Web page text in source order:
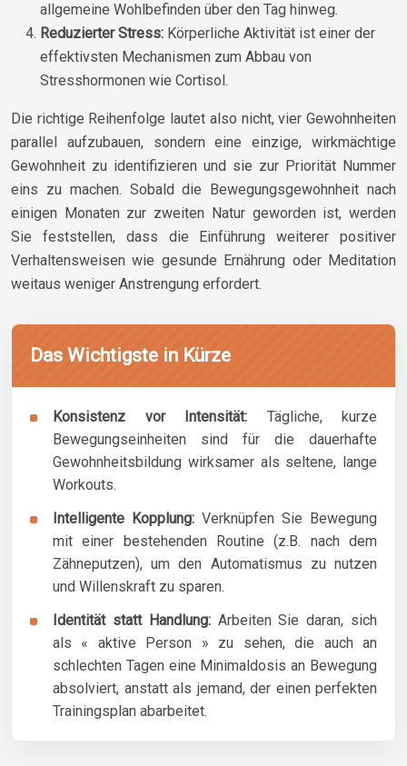
allgemeine Wohlbefinden über den Tag hinweg.
Reduzierter Stress: Körperliche Aktivität ist einer der
effektivsten Mechanismen zum Abbau von
Stresshormonen wie Cortisol.
Die richtige Reihenfolge lautet also nicht, vier Gewohnheiten
parallel aufzubauen, sondern eine einzige, wirkmächtige
Gewohnheit zu identifizieren und sie zur Priorität Nummer
eins zu machen. Sobald die Bewegungsgewohnheit nach
einigen Monaten zur zweiten Natur geworden ist, werden
Sie feststellen, dass die Einführung weiterer positiver
Verhaltensweisen wie gesunde Ernährung oder Meditation
weitaus weniger Anstrengung erfordert.
Das Wichtigste in Kürze
Konsistenz vor Intensität: Tägliche, kurze
Bewegungseinheiten sind für die dauerhafte
Gewohnheitsbildung wirksamer als seltene, lange
Workouts.
Intelligente Kopplung: Verknüpfen Sie Bewegung
mit einer bestehenden Routine (z.B. nach dem
Zähneputzen), um den Automatismus zu nutzen
und Willenskraft zu sparen.
Identität statt Handlung:Arbeiten Sie daran, sich
als « aktive Person » zu sehen, die auch an
schlechten Tagen eine Minimaldosis an Bewegung
absolviert, anstatt als jemand, der einen perfekten
Trainingsplan abarbeitet.